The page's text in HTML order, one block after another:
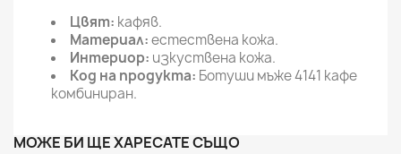
Цвят: кафяв.
Материал:естествена кожа.
Интериор: изкуствена кожа.
Код на продукта: Ботуши мъже 4141 кафе
комбиниран.
МОЖЕ БИ ЩЕ ХАРЕСАТЕ СЪЩО